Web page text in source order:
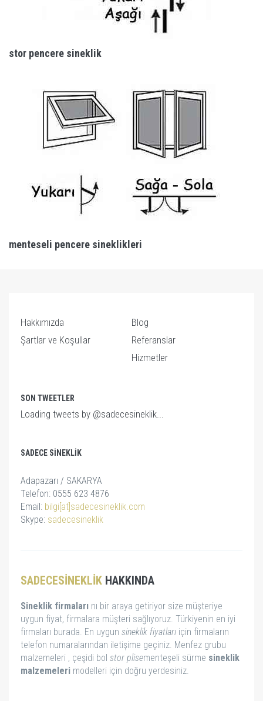
stor pencere sineklik
menteseli pencere sineklikleri
Hakkımızda
Şartlar ve Koşullar
Blog
Referanslar
Hizmetler
SON TWEETLER
Loading tweets by @sadecesineklik...
SADECE SINEKLIK
Adapazarı / SAKARYA
Telefon: 0555 623 4876
Email: bilgi[at]sadecesineklik.com
Skype: sadecesineklik
SADECESINEKLIK HAKKINDA
Sineklik firmaları nı bir araya getiriyor size müşteriye
uygun fiyat, firmalara müşteri sağlıyoruz. Türkiyenin en iyi
firmaları burada. En uygun sineklik fiyatları için firmaların
telefon numaralarından iletişime geçiniz. Menfez grubu
malzemeleri , çeşidi bol stor plisementeşeli sürme sineklik
malzemeleri modelleri için doğru yerdesiniz.